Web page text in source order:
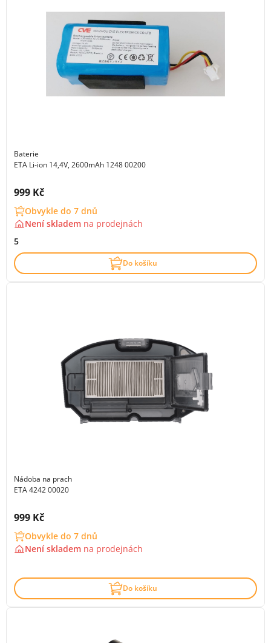
Baterie
ETA Li-ion 14,4V, 2600mAh 1248 00200
Cena s DPH:
999 Kč
Obvykle do 7 dnů
Není skladem na prodejnách
5
Do košíku
Nádoba na prach
ETA 4242 00020
Cena s DPH:
999 Kč
Obvykle do 7 dnů
Není skladem na prodejnách
Do košíku